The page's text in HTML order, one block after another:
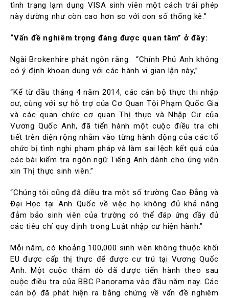
tình trạng lạm dụng VISA sinh viên một cách trái phép
này dường như còn cao hơn so với con số thống kê.”
“Vấn đề nghiêm trọng đáng được quan tâm” ở đây:
Ngài Brokenhire phát ngôn rằng: “Chính Phủ Anh không
có ý định khoan dung với các hành vi gian lận này,”
“Kể từ đầu tháng 4 năm 2014, các cán bộ thực thi nhập
cư, cùng với sự hỗ trợ của Cơ Quan Tội Phạm Quốc Gia
và các quan chức cơ quan Thị thực và Nhập Cư của
Vương Quốc Anh, đã tiến hành một cuộc điều tra chi
tiết trên diện rộng nhằm vào từng hành động của các tổ
chức bị tình nghi phạm pháp và làm sai lệch kết quả của
các bài kiểm tra ngôn ngữ Tiếng Anh dành cho ứng viên
xin Thị thực sinh viên.”
“Chúng tôi cũng đã điều tra một số trường Cao Đẳng và
Đại Học tại Anh Quốc về việc họ không đủ khả năng
đảm bảo sinh viên của trường có thể đáp ứng đầy đủ
các tiêu chí quy định trong Luật nhập cư hiện hành.”
Mỗi năm, có khoảng 100,000 sinh viên không thuộc khối
EU được cấp thị thực để được cư trú tại Vương Quốc
Anh. Một cuộc thăm dò đã được tiến hành theo sau
cuộc điều tra của BBC Panorama vào đầu năm nay. Các
cán bộ đã phát hiện ra bằng chứng về vấn đề nghiêm